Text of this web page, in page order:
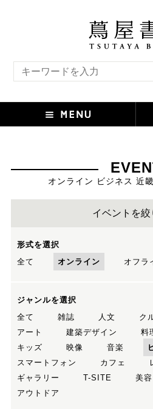
オンライン ビジネス 近
イベントを絞
形式を選択
全て
オンライン オフラ
ジャンルを選択
全て
雑誌 人文
ク
アート
建築デザイン 料
キッズ
映像 音楽
スマートフォン
カフェ
ギャラリー
T-SITE 美
アウトドア